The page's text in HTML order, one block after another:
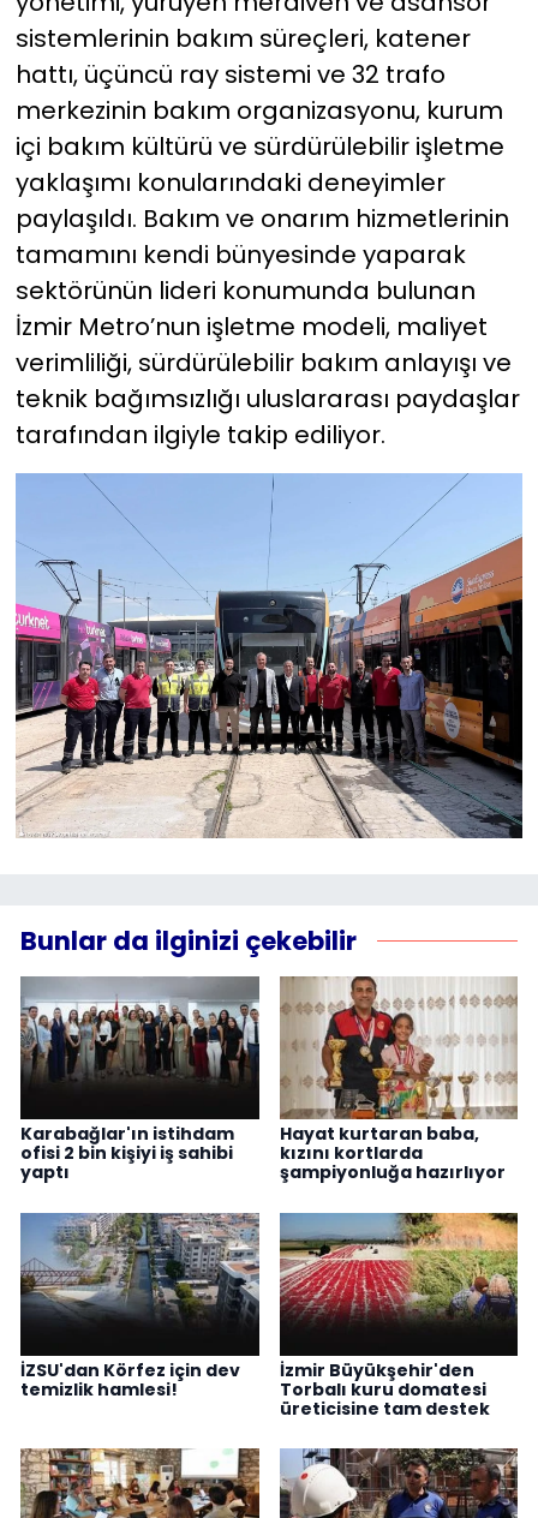
sistemlerinin bakım süreçleri, katener
hattı, üçüncü ray sistemi ve 32 trafo
merkezinin bakım organizasyonu, kurum
içi bakım kültürü ve sürdürülebilir işletme
yaklaşımı konularındaki deneyimler
paylaşıldı. Bakım ve onarım hizmetlerinin
tamamını kendi bünyesinde yaparak
sektörünün lideri konumunda bulunan
İzmir Metro’nun işletme modeli, maliyet
verimliliği, sürdürülebilir bakım anlayışı ve
teknik bağımsızlığı uluslararası paydaşlar
tarafından ilgiyle takip ediliyor.
Bunlar da ilginizi çekebilir
Karabağlar'ın istihdam
ofisi 2 bin kişiyi iş sahibi
yaptı
Hayat kurtaran baba,
kızını kortlarda
şampiyonluğa hazırlıyor
İZSU'dan Körfez için dev
temizlik hamlesi!
İzmir Büyükşehir'den
Torbalı kuru domatesi
üreticisine tam destek